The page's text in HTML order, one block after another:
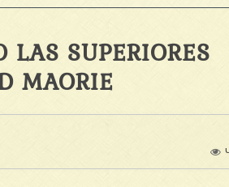
LAS SUPERIORES
MAORIE